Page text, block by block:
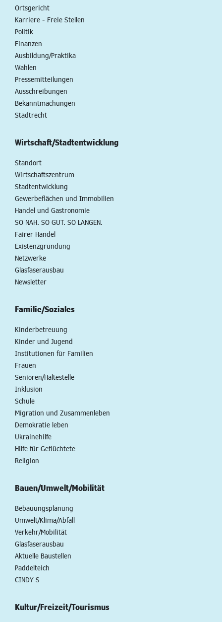
Ortsgericht
Karriere - Freie Stellen
Politik
Finanzen
Ausbildung/Praktika
Wahlen
Pressemitteilungen
Ausschreibungen
Bekanntmachungen
Stadtrecht
Wirtschaft/Stadtentwicklung
Standort
Wirtschaftszentrum
Stadtentwicklung
Gewerbeflächen und Immobilien
Handel und Gastronomie
SO NAH. SO GUT. SO LANGEN.
Fairer Handel
Existenzgründung
Netzwerke
Glasfaserausbau
Newsletter
Familie/Soziales
Kinderbetreuung
Kinder und Jugend
Institutionen für Familien
Frauen
Senioren/Haltestelle
Inklusion
Schule
Migration und Zusammenleben
Demokratie leben
Ukrainehilfe
Hilfe für Geflüchtete
Religion
Bauen/Umwelt/Mobilität
Bebauungsplanung
Umwelt/Klima/Abfall
Verkehr/Mobilität
Glasfaserausbau
Aktuelle Baustellen
Paddelteich
CINDY S
Kultur/Freizeit/Tourismus